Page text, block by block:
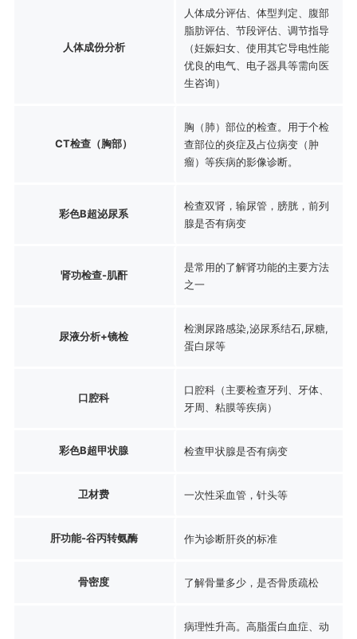
人体成份分析
人体成分评估、体型判定、腹部
脂肪评估、节段评估、调节指导
（妊娠妇女、使用其它导电性能
优良的电气、电子器具等需向医
生咨询）
CT检查（胸部）
胸（肺）部位的检查。用于个检
查部位的炎症及占位病变（肿
瘤）等疾病的影像诊断。
彩色B超泌尿系
检查双肾，输尿管，膀胱，前列
腺是否有病变
肾功检查-肌酐
是常用的了解肾功能的主要方法
之一
尿液分析+镜检
检测尿路感染,泌尿系结石,尿糖,
蛋白尿等
口腔科
口腔科（主要检查牙列、牙体、
牙周、粘膜等疾病）
彩色B超甲状腺 检查甲状腺是否有病变
卫材费 一次性采血管，针头等
肝功能-谷丙转氨酶 作为诊断肝炎的标准
骨密度 了解骨量多少，是否骨质疏松
病理性升高。高脂蛋白血症、动